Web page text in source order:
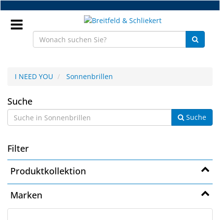
Zum
Hauptinhalt
springen
NEU
Brillenteile
Werkstatt
Handelsware
Sport
I NEED YOU Sonnenbrillen
Sonnenbrillen
Suche
Suche
Filter
Produktkollektion
Marken